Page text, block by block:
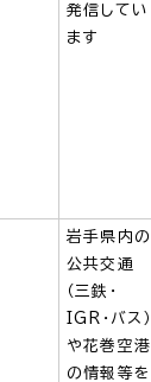
発信してい
ます
岩手県内の
公共交通
（三鉄・
IGR・バス）
や花巻空港
の情報等を